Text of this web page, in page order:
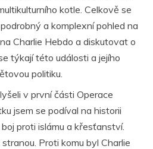
kotle. Celkově se
a komplexní pohled na
Charlie Hebdo a diskutovat o
týkají této události a jejího
politiku.
v první části Operace
jsem se podíval na historii
proti islámu a křesťanství.
Proti komu byl Charlie